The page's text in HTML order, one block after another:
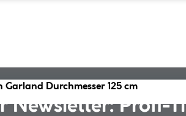
Durchmesser 125 cm
Newsletter: Profi-